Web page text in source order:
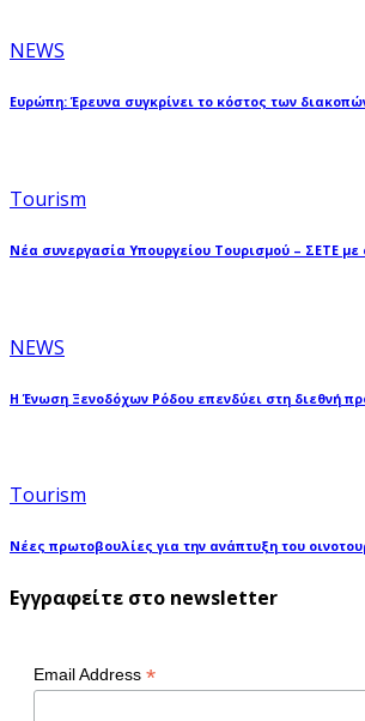
NEWS
Ευρώπη: Έρευνα συγκρίνει το κόστος των
Tourism
Νέα συνεργασία Υπουργείου Τουρισμού – ΣΕΤΕ
NEWS
Η Ένωση Ξενοδόχων Ρόδου επενδύει στη διεθνή
Tourism
Νέες πρωτοβουλίες για την ανάπτυξη του
Εγγραφείτε στο newsletter
Email Address *